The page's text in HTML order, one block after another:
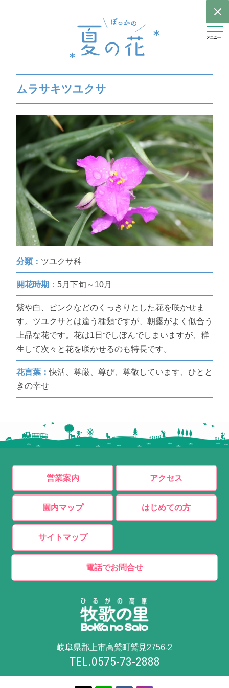
ムラサキツユクサ
分類： ツユクサ科
開花時期： 5月下旬～10月
紫や白、ピンクなどのくっきりとした花を咲かせま
す。ツユクサとは違う種類ですが、朝露がよく似合う
上品な花です。花は1日でしぼんでしまいますが、群
生して次々と花を咲かせるのも特長です。
花言葉：快活、尊厳、尊び、尊敬しています、ひとと
きの幸せ
営業案内 アクセス
園内マップ はじめての方
サイトマップ
電話でお問合せ
岐阜県郡上市高鷲町鷲見2756-2
TEL.0575-73-2888